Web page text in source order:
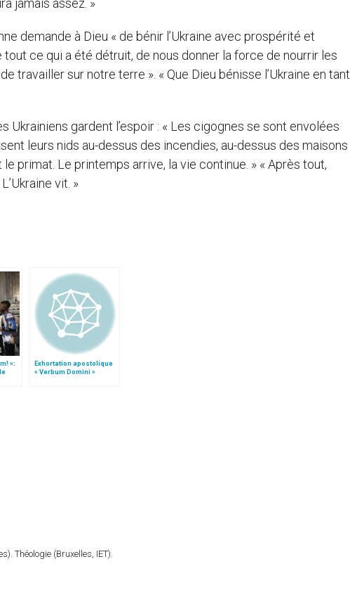
jamais assez. »
demande à Dieu « de bénir l’Ukraine avec prospérité et
ce qui a été détruit, de nous donner la force de nourrir les
travailler sur notre terre ». « Que Dieu bénisse l’Ukraine en tant
Ukrainiens gardent l’espoir : « Les cigognes se sont envolées
leurs nids au-dessus des incendies, au-dessus des maisons
primat. Le printemps arrive, la vie continue. » « Après tout,
vit. »
»:
Exhortation apostolique
« Verbum Domini »
Théologie (Bruxelles, IET).